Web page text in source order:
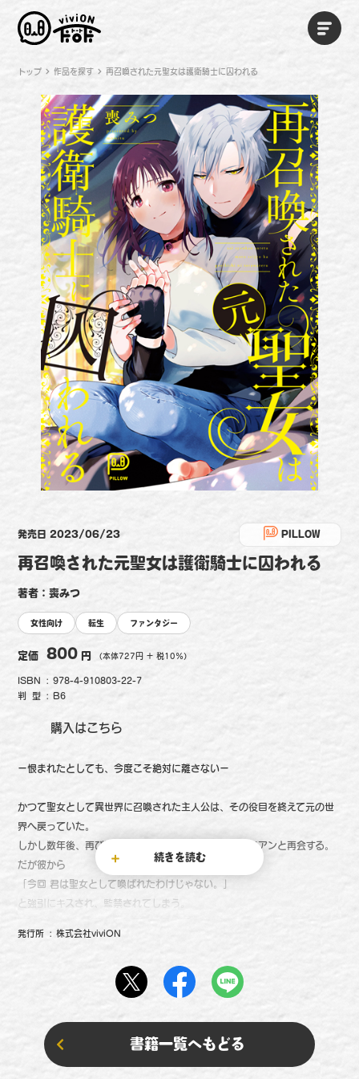
トップ 作品を探す 再召喚された元聖女は護衛騎士に囚われる
再召喚された元聖女は護衛騎士に囚われる
著者：喪みつ
発売日 2023/06/23 PILLOW
女性向け 転生 ファンタジー
定価 800円 （本体727円 ＋ 税10%）
ISBN
978-4-910803-22-7
判型
B6
購入はこちら
ー恨まれたとしても、今度こそ絶対に離さないー
かつて聖女として異世界に召喚された主人公は、その役目を終えて元の世
界へ戻っていた。
しかし数年後、再び異世界に召喚され、初恋の相手・イアンと再会する。
だが彼から
「今回 君は聖女として喚ばれたわけじゃない。」
と強引にキスされ、監禁されてしまう。
続きを読む
発行所 株式会社viviON
書籍一覧へもどる